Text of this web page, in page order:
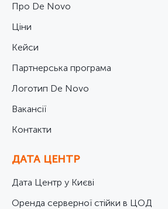
Про De Novo
Ціни
Кейси
Партнерська програма
Логотип De Novo
Вакансії
Контакти
ДАТА ЦЕНТР
Дата Центр у Києві
Оренда серверної стійки в ЦОД